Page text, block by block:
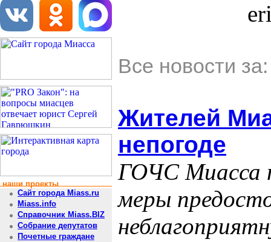
наши проекты
Сайт города Miass.ru
Miass.info
Справочник Miass.BIZ
Собрание депутатов
Почетные граждане
Все новости
Жителей
непогоде
ГОЧС Миасса
меры